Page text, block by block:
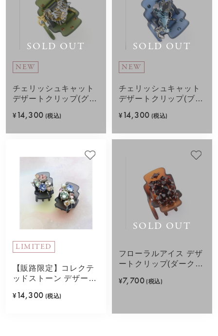
SOLD OUT
NEW
チェリッシュキャット
デザートクリップ(グリ
¥ 14,300 (税込)
SOLD OUT
NEW
チェリッシュキャット
デザートクリップ(ブル
¥ 14,300 (税込)
LIMITED
【販路限定】コレクテ
ッドストーン デザート
ルチカラー)
¥ 14,300 (税込)
SOLD OUT
フローラルアイス デザ
ートクリップ(ダークブ
¥7,700 (税込)